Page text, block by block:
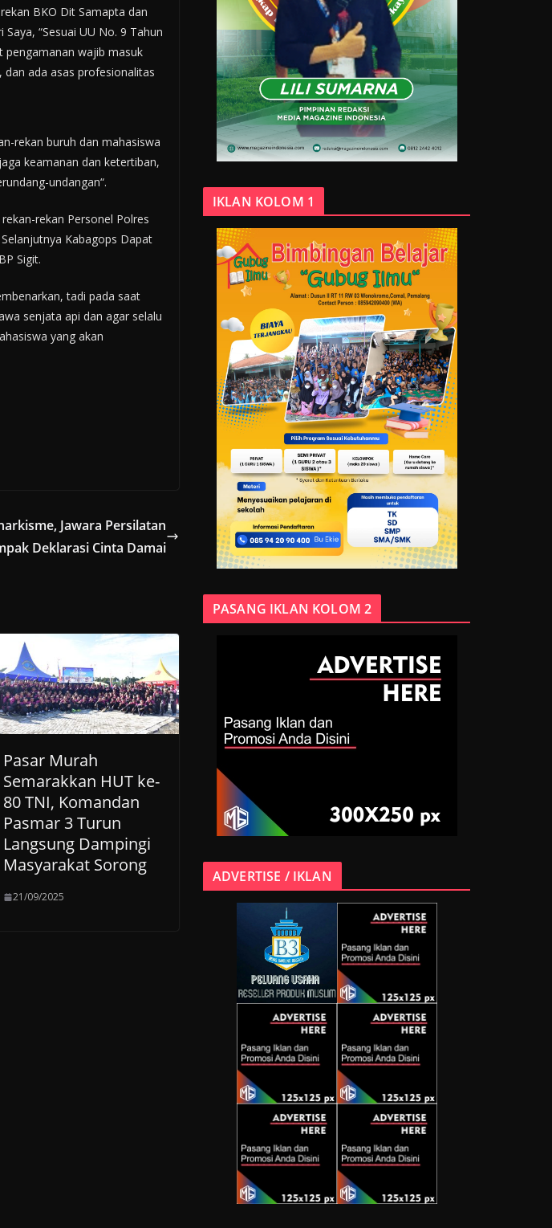
BKO Dit Samapta dan
“Sesuai UU No. 9 Tahun
pengamanan wajib masuk
dan ada asas profesionalitas
rekan buruh dan mahasiswa
keamanan dan ketertiban,
undangan“.
rekan Personel Polres
Kabagops Dapat
Sigit.
tadi pada saat
senjata api dan agar selalu
yang akan
Jawara Persilatan
Deklarasi Cinta Damai
Pasar Murah
Semarakkan HUT ke-
80 TNI, Komandan
Pasmar 3 Turun
Langsung Dampingi
Masyarakat Sorong
21/09/2025
IKLAN KOLOM 1
PASANG IKLAN KOLOM 2
ADVERTISE / IKLAN